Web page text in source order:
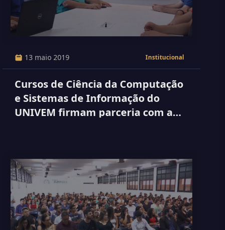
13 maio 2019 Institucional
Cursos de Ciência da Computação
e Sistemas de Informação do
UNIVEM firmam parceria com a